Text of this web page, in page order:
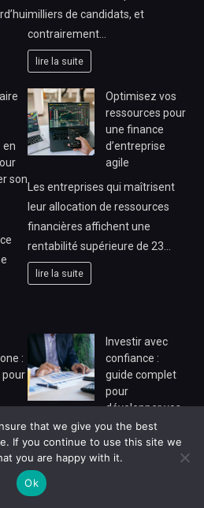
milliers de candidats, et
contrairement…
lire la suite
en
son
Optimisez vos
ressources pour
une finance
d’entreprise
agile
Les entreprises qui maîtrisent
leur allocation de ressources
financières affichent une
rentabilité supérieure de 23…
lire la suite
:
Investir avec
confiance :
guide complet
pour
développer vos
compétences
financières
Plus de 60 % des Français
épargnent régulièrement, mais
that we give you the best
If you continue to use this site we
you are happy with it.
Ok